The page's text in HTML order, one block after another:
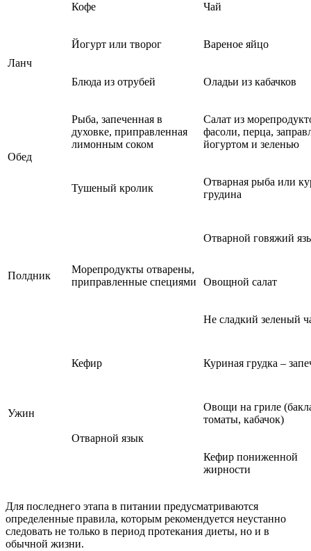
Кофе Чай
Ланч
Йогурт или творог Вареное яйцо
Блюда из отрубей Оладьи из кабачков
Обед
Рыба, запеченная в
духовке, приправленная
лимонным соком
Салат из
фасоли, перца,
йогуртом и зеленью
Тушеный кролик
Отварная рыба или
грудина
Полдник
Морепродукты отварены,
приправленные специями
Отварной говяжий
Овощной салат
Не сладкий зеленый
Ужин
Кефир Куриная грудка –
Отварной язык
Овощи на гриле
томаты, кабачок)
Кефир пониженной
жирности
Для последнего этапа в питании предусматриваются
определенные правила, которым рекомендуется неустанно
следовать не только в период протекания диеты, но и в
обычной жизни.